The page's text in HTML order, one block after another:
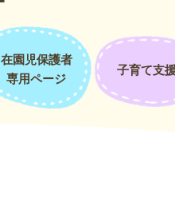
在園児保護者
専用ページ
子育て支
【